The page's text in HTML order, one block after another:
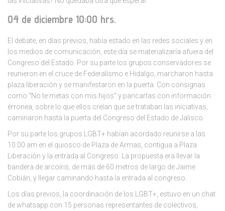
04 de diciembre 10:00 hrs.
El debate, en días previos, había estado en las redes sociales y en
los medios de comunicación, este día se materializaría afuera del
Congreso del Estado. Por su parte los grupos conservadores se
reunieron en el cruce de Federalismo e Hidalgo, marcharon hasta
plaza liberación y se manifestaron en la puerta. Con consignas
como “No te metas con mis hijos” y pancartas con información
érronea, sobre lo que ellos creían que se trataban las iniciativas,
caminaron hasta la puerta del Congreso del Estado de Jalisco.
Por su parte los grupos LGBT+ habían acordado reunirse a las
10:00 am en el quiosco de Plaza de Armas, contigua a Plaza
Liberación y la entrada al Congreso. La propuesta era llevar la
bandera de arcoíris, de más de 60 metros de largo de Jaime
Cobián, y llegar caminando hasta la entrada al congreso.
Los días previos, la coordinación de los LGBT+, estuvo en un chat
de whatsapp con 15 personas representantes de colectivos,